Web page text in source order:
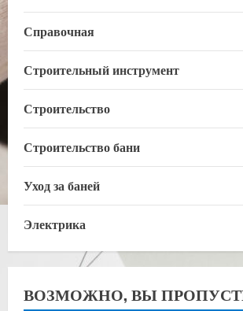
Справочная
Строительный инструмент
Строительство
Строительство бани
Уход за баней
Электрика
ВОЗМОЖНО, ВЫ